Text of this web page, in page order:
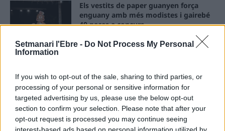
Setmanari l'Ebre - Do Not Process My Personal
Information
If you wish to opt-out of the sale, sharing to third parties, or
processing of your personal or sensitive information for
targeted advertising by us, please use the below opt-out
section to confirm your selection. Please note that after your
opt-out request is processed you may continue seeing
interest-based ads based on personal information utilized by
Els vestits de paper guanyen força
enguany amb més modistes i gairebé
40 peces a concurs
per a gaudir de les Festes Majors
d’Amposta”
31 de juliol de 2026
Blaumut lidera el cartell musical de les